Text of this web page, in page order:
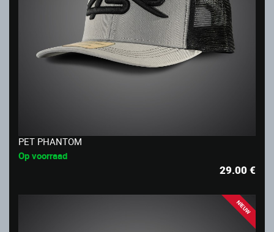
PET PHANTOM
Op voorraad
29.00€
NIEUW